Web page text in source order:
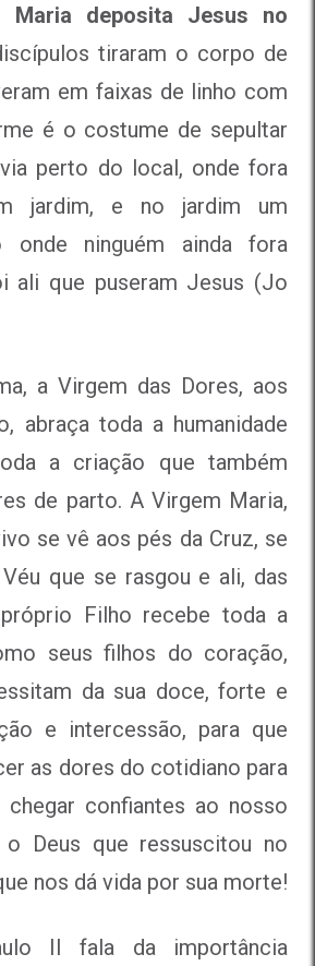
Maria deposita Jesus no
tiraram o corpo de
em faixas de linho com
é o costume de sepultar
perto do local, onde fora
jardim, e no jardim um
onde ninguém ainda fora
ali que puseram Jesus (Jo
a Virgem das Dores, aos
abraça toda a humanidade
a criação que também
de parto. A Virgem Maria,
se vê aos pés da Cruz, se
que se rasgou e ali, das
Filho recebe toda a
seus filhos do coração,
da sua doce, forte e
e intercessão, para que
as dores do cotidiano para
chegar confiantes ao nosso
Deus que ressuscitou no
nos dá vida por sua morte!
II fala da importância